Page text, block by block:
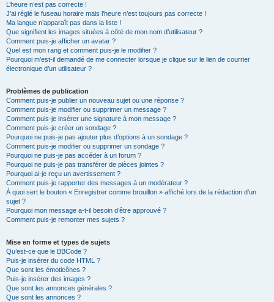
L’heure n’est pas correcte !
J’ai réglé le fuseau horaire mais l’heure n’est toujours pas correcte !
Ma langue n’apparaît pas dans la liste !
Que signifient les images situées à côté de mon nom d’utilisateur ?
Comment puis-je afficher un avatar ?
Quel est mon rang et comment puis-je le modifier ?
Pourquoi m’est-il demandé de me connecter lorsque je clique sur le lien de courrier
électronique d’un utilisateur ?
Problèmes de publication
Comment puis-je publier un nouveau sujet ou une réponse ?
Comment puis-je modifier ou supprimer un message ?
Comment puis-je insérer une signature à mon message ?
Comment puis-je créer un sondage ?
Pourquoi ne puis-je pas ajouter plus d’options à un sondage ?
Comment puis-je modifier ou supprimer un sondage ?
Pourquoi ne puis-je pas accéder à un forum ?
Pourquoi ne puis-je pas transférer de pièces jointes ?
Pourquoi ai-je reçu un avertissement ?
Comment puis-je rapporter des messages à un modérateur ?
À quoi sert le bouton « Enregistrer comme brouillon » affiché lors de la rédaction d’un
sujet ?
Pourquoi mon message a-t-il besoin d’être approuvé ?
Comment puis-je remonter mes sujets ?
Mise en forme et types de sujets
Qu’est-ce que le BBCode ?
Puis-je insérer du code HTML ?
Que sont les émoticônes ?
Puis-je insérer des images ?
Que sont les annonces générales ?
Que sont les annonces ?